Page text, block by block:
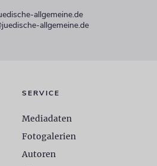
allgemeine.de
allgemeine.de
SERVICE
Mediadaten
Fotogalerien
Autoren